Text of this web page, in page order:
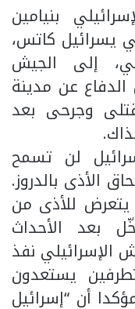
بنيامين
يسرائيل كاتس،
إلى الجيش
الدفاع عن مدينة
وجرحى بعد
لن تسمح
الأذى بالدروز.
للأذى من
بعد الأحداث
الإسرائيلي نفذ
يستعدون
أن “إسرائيل